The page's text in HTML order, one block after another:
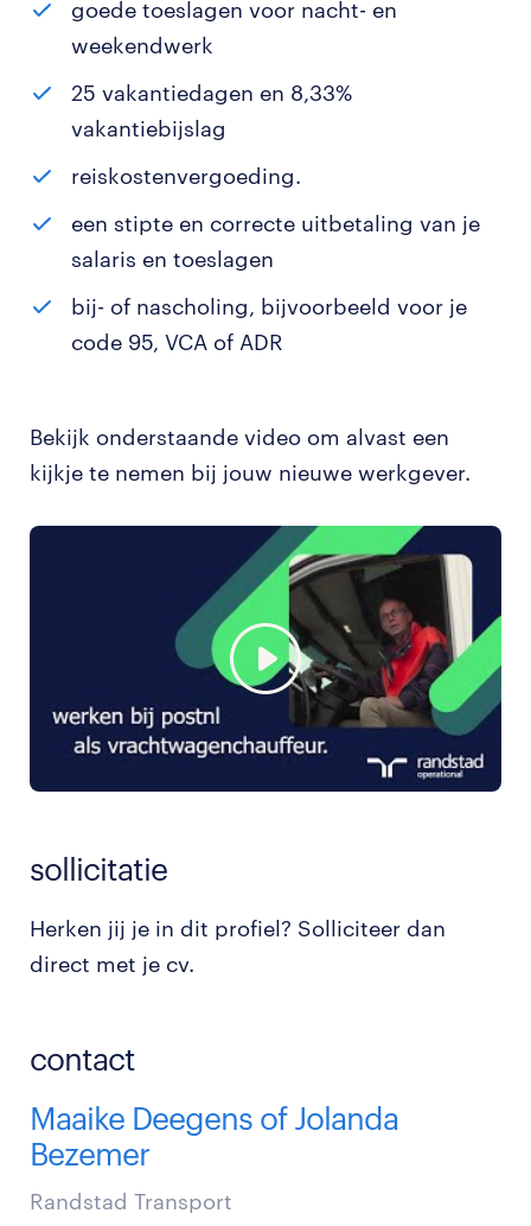
goede toeslagen voor nacht- en
weekendwerk
25 vakantiedagen en 8,33%
vakantiebijslag
reiskostenvergoeding.
een stipte en correcte uitbetaling van je
salaris en toeslagen
bij- of nascholing, bijvoorbeeld voor je
code 95, VCA of ADR
Bekijk onderstaande video om alvast een
kijkje te nemen bij jouw nieuwe werkgever.
sollicitatie
Herken jij je in dit profiel? Solliciteer dan
direct met je cv.
contact
Maaike Deegens of Jolanda
Bezemer
Randstad Transport